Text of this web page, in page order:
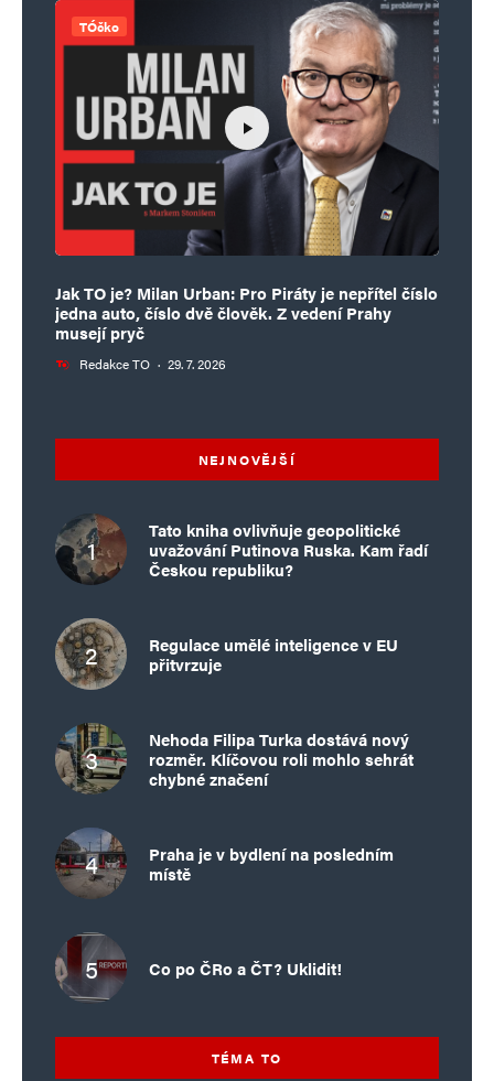
TÓčko
Jak TO je? Milan Urban: Pro Piráty je nepřítel číslo
jedna auto, číslo dvě člověk. Z vedení Prahy
musejí pryč
Redakce TO · 29. 7. 2026
NEJNOVĚJŠÍ
Tato kniha ovlivňuje geopolitické
uvažování Putinova Ruska. Kam řadí
Českou republiku?
Regulace umělé inteligence v EU
přitvrzuje
Nehoda Filipa Turka dostává nový
rozměr. Klíčovou roli mohlo sehrát
chybné značení
Praha je v bydlení na posledním
místě
Co po ČRo a ČT? Uklidit!
TÉMA TO